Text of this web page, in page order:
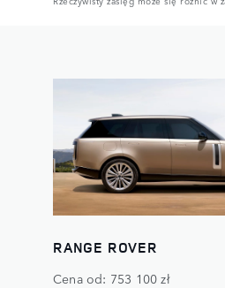
RANGE ROVER
Cena od: 753 100 zł